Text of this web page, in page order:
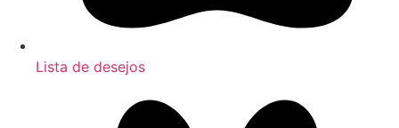
Lista de desejos